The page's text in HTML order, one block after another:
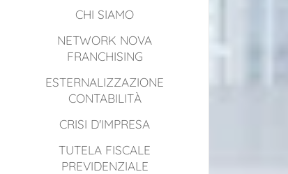
CHI SIAMO
NETWORK NOVA
FRANCHISING
ESTERNALIZZAZIONE
CONTABILITÀ
CRISI D'IMPRESA
TUTELA FISCALE
PREVIDENZIALE